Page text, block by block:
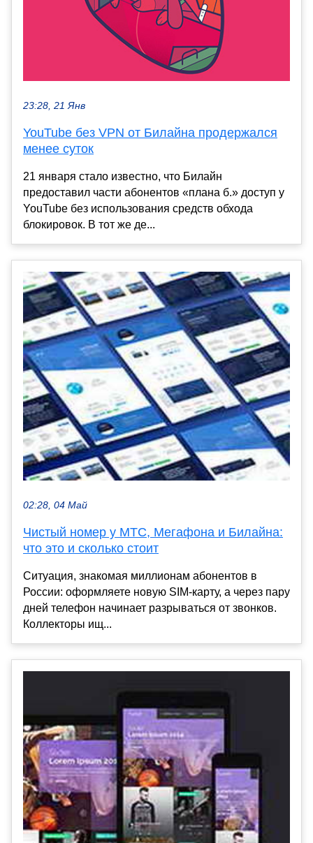
23:28, 21 Янв
YouTube без VPN от Билайна продержался
менее суток
21 января стало известно, что Билайн
предоставил части абонентов «плана б.» доступ у
YouTube без использования средств обхода
блокировок. В тот же де...
02:28, 04 Май
Чистый номер у МТС, Мегафона и Билайна:
что это и сколько стоит
Ситуация, знакомая миллионам абонентов в
России: оформляете новую SIM-карту, а через пару
дней телефон начинает разрываться от звонков.
Коллекторы ищ...